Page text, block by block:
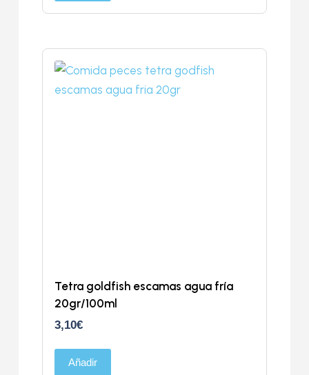
Tetra goldfish escamas agua fría
20gr/100ml
3,10€
Añadir